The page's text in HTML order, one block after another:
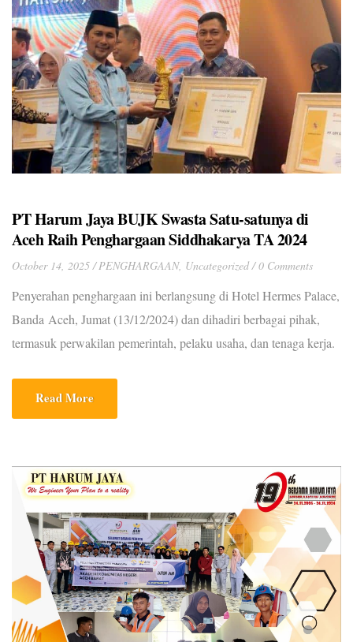
PT Harum Jaya BUJK Swasta Satu-satunya di
Aceh Raih Penghargaan Siddhakarya TA 2024
October 14, 2025 PENGHARGAAN, Uncategorized 0 Comments
Penyerahan penghargaan ini berlangsung di Hotel Hermes Palace,
Banda Aceh, Jumat (13/12/2024) dan dihadiri berbagai pihak,
termasuk perwakilan pemerintah, pelaku usaha, dan tenaga kerja.
Produktivitas Perusahaan Siddhakarya Tingkat
Provinsi Aceh tahun 2024, kembali diberikan kepada beberapa
provinsi. Salah satunya PT […]
Read More